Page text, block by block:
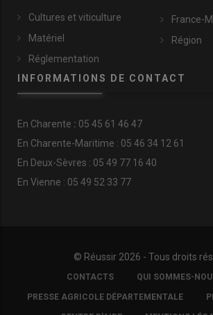
Cultures et viticulture
Matériel
Réglementation
France-
Région
INFORMATIONS DE CONTACT
En Charente : 05 45 61 46 47
En Charente-Maritime : 05 46 34 12 61
En Deux-Sèvres : 05 49 77 16 40
En Vienne : 05 49 52 33 77
© Réussir 2026 - Tous droits
COPYRIGHTCONTACTS QUI SOMMES-
PRESSE AGRICOLE DÉPARTEMENTALE